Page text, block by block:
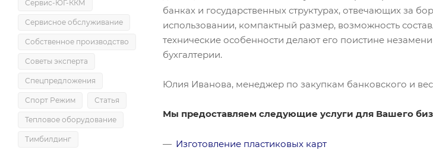
банках и государственных структурах, отвечающих за
использовании, компактный размер, возможность
технические особенности делают его поистине
бухгалтерии.
Юлия Иванова, менеджер по закупкам банковского и
Мы предоставляем следующие услуги для Вашего
Изготовление пластиковых карт
Сервис-ЮГ-ККМ
Сервисное обслуживание
Собственное производство
Советы эксперта
Спецпредложения
Спорт Режим Статья
Тепловое оборудование
Тимбилдинг